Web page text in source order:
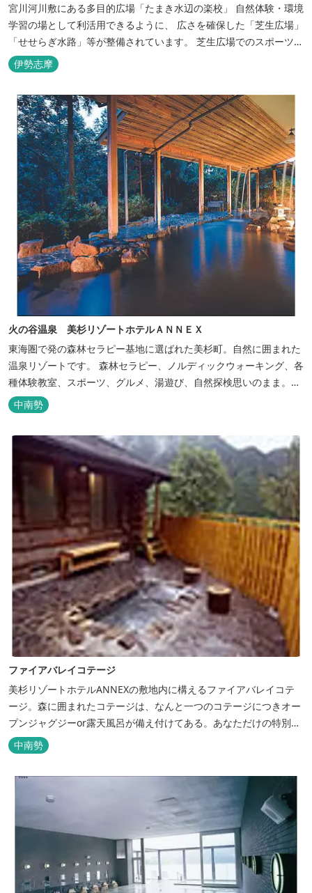
宮川河川敷にある多目的広場「たまき水辺の楽校」 自然体験・環境
学習の場として利活用できるように、 広さを確保した「芝生広場」
「せせらぎ水路」等が整備されています。 芝生広場でのスポーツや
バーベキューはもちろん、 車での乗り入れも可能なため、オートキ
ャンプなどもお楽しみいただけます！ 火災防止のため、バーベキュ
使...
伊勢志摩
火の谷温泉 美杉リゾートホテルＡＮＮＥＸ
東海圏で発の森林セラピー基地に選ばれた美杉町。自然に囲まれた
温泉リゾートです。 森林セラピー、ノルディックウォーキング、各
種体験教室、スポーツ、グルメ、湯遊び、自然探検思いのまま。思
いきり遊んだ後は温泉でゆったり、のんびり。お料理は和洋バイキ
ングに豪華会席料理。バイキングでは、毎日餅つき、夏は流しそう
めん等のイベントも開催しています。 ５つの貸切風呂に、展望風呂
付き客室、露天風呂・ジ...
中南勢
ファイアバレイコテージ
美杉リゾートホテルANNEXの敷地内に構えるファイアバレイコテ
ージ。森に囲まれたコテージは、なんと一つのコテージにつきオー
プンジャグジーor露天風呂が備え付けてある。あなただけの特別な
時間をお過ごしください。
中南勢